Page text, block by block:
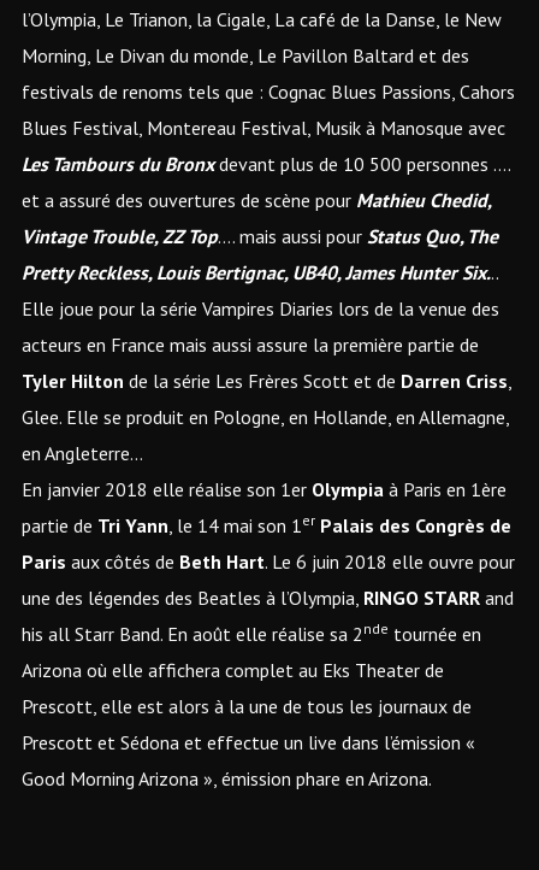
l’Olympia, Le Trianon, la Cigale, La café de la Danse, le New
Morning, Le Divan du monde, Le Pavillon Baltard et des
festivals de renoms tels que : Cognac Blues Passions, Cahors
Blues Festival, Montereau Festival, Musik à Manosque avec
Les Tambours du Bronxdevant plus de 10 500 personnes ….
et a assuré des ouvertures de scène pour Mathieu Chedid,
Vintage Trouble, ZZ Top…. mais aussi pourStatus Quo, The
Pretty Reckless, Louis Bertignac, UB40, James Hunter Six...
Elle joue pour la série Vampires Diaries lors de la venue des
acteurs en France mais aussi assure la première partie de
Tyler Hilton de la série Les Frères Scott et de Darren Criss,
Glee. Elle se produit en Pologne, en Hollande, en Allemagne,
en Angleterre…
En janvier 2018 elle réalise son 1er Olympiaà Paris en 1ère
partie de Tri Yann, le 14 mai son 1er Palais des Congrès de
Paris aux côtés de Beth Hart. Le 6 juin 2018 elle ouvre pour
une des légendes des Beatles à l’Olympia, RINGO STARRand
his all Starr Band. En août elle réalise sa 2 nde tournée en
Arizona où elle affichera complet au Eks Theater de
Prescott, elle est alors à la une de tous les journaux de
Prescott et Sédona et effectue un live dans l’émission «
Good Morning Arizona », émission phare en Arizona.